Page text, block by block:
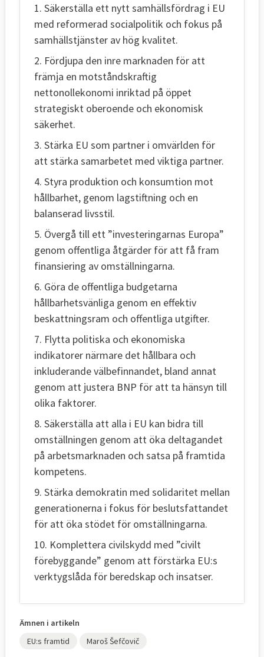
1. Säkerställa ett nytt samhällsfördrag i EU
med reformerad socialpolitik och fokus på
samhällstjänster av hög kvalitet.
2. Fördjupa den inre marknaden för att
främja en motståndskraftig
nettonollekonomi inriktad på öppet
strategiskt oberoende och ekonomisk
säkerhet.
3. Stärka EU som partner i omvärlden för
att stärka samarbetet med viktiga partner.
4. Styra produktion och konsumtion mot
hållbarhet, genom lagstiftning och en
balanserad livsstil.
5. Övergå till ett ”investeringarnas Europa”
genom offentliga åtgärder för att få fram
finansiering av omställningarna.
6. Göra de offentliga budgetarna
hållbarhetsvänliga genom en effektiv
beskattningsram och offentliga utgifter.
7. Flytta politiska och ekonomiska
indikatorer närmare det hållbara och
inkluderande välbefinnandet, bland annat
genom att justera BNP för att ta hänsyn till
olika faktorer.
8. Säkerställa att alla i EU kan bidra till
omställningen genom att öka deltagandet
på arbetsmarknaden och satsa på framtida
kompetens.
9. Stärka demokratin med solidaritet mellan
generationerna i fokus för beslutsfattandet
för att öka stödet för omställningarna.
10. Komplettera civilskydd med ”civilt
förebyggande” genom att förstärka EU:s
verktygslåda för beredskap och insatser.
Ämnen i artikeln
EU:s framtid
Maroš Šefčovič